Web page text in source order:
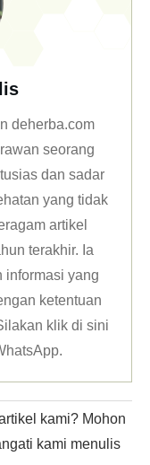
deherba.com
seorang
dan sadar
yang tidak
artikel
terakhir. Ia
informasi yang
ketentuan
klikdi sini
.
kami? Mohon
kami menulis